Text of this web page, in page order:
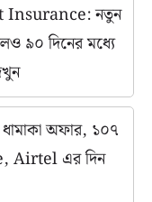
নতুন
৯০ দিনের মধ্যে
অফার, ১০৭
Airtel এর দিন